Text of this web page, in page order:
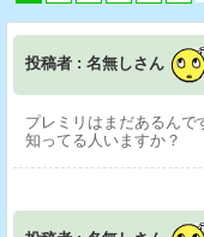
投稿者 : 名無しさん
プレミリはまだあるんで
知ってる人いますか？